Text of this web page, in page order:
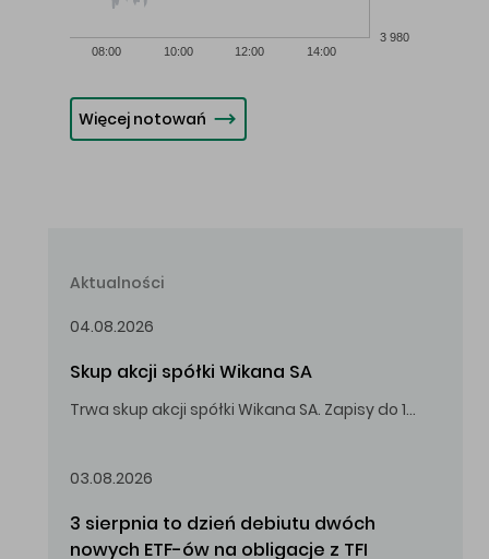
08:00 10:00 12:00 14:00
3 980
Więcej notowań
Aktualności
04.08.2026
Skup akcji spółki Wikana SA
Trwa skup akcji spółki Wikana SA. Zapisy do 14.08.2026 r. do godz. 16.00.
03.08.2026
3 sierpnia to dzień debiutu dwóch
nowych ETF-ów na obligacje z TFI